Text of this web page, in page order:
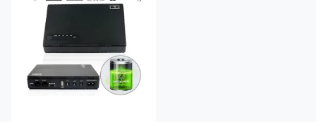
Цвет корпуса:
Высота:
Индикация:
Световая